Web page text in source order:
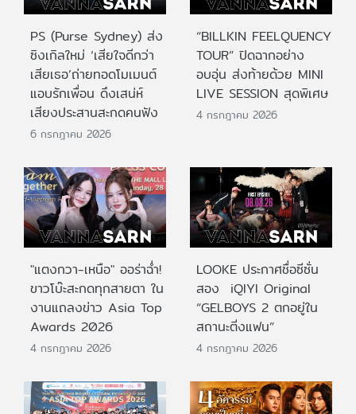
PS (Purse Sydney) ส่ง
ซิงเกิลใหม่ ‘เสียใจดีกว่า
เสียเธอ’ถ่ายทอดโมเมนต์
แอบรักเพื่อน ดึงเสน่ห์
เสียงประสานสะกดคนฟัง
6 กรกฎาคม 2026
“BILLKIN FEELQUENCY
TOUR” ปิดฉากอย่าง
อบอุ่น ส่งท้ายด้วย MINI
LIVE SESSION สุดพิเศษ
4 กรกฎาคม 2026
"แตงกวา-เหนือ" ออร่าฉ่ำ!
ขาวโบ๊ะสะกดทุกสายตา ใน
งานแถลงข่าว Asia Top
Awards 2026
4 กรกฎาคม 2026
LOOKE ประกาศชื่อซีซั่น
สอง iQIYI Original
“GELBOYS 2 ตกอยู่ใน
สถานะติ่งแฟน”
4 กรกฎาคม 2026